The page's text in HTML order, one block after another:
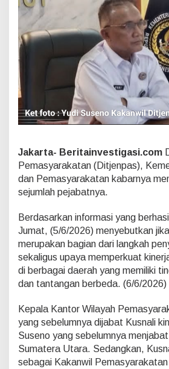
t
j
e
n
p
a
s
,
K
k
a
i
l
S
u
t
,
J
a
i
m
a
n
K
I
B
Jakarta- Beritainvestigasi.com
Pemasyarakatan (Ditjenpas),
dan Pemasyarakatan kabarnya
sejumlah pejabatnya.
Berdasarkan informasi yang
Jumat, (5/6/2026) menyebutkan
merupakan bagian dari langkah
sekaligus upaya memperkuat
di berbagai daerah yang memiliki
dan tantangan berbeda. (6/6/2026)
Kepala Kantor Wilayah
yang sebelumnya dijabat Kusnali
Suseno yang sebelumnya
Sumatera Utara. Sedangkan,
sebagai Kakanwil